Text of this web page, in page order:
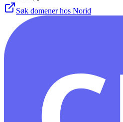
Søk domener hos Norid